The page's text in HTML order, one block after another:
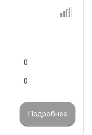
0
0
Подробнее